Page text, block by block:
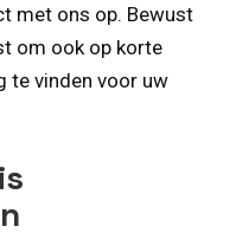
met ons op. Bewust
om ook op korte
te vinden voor uw